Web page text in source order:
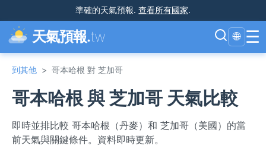
準確的天氣預報. 查看所有國家.
天氣預報.tw 🌐 ☰
到其他 > 哥本哈根 對 芝加哥
哥本哈根 與 芝加哥 天氣比較
即時並排比較 哥本哈根（丹麥）和 芝加哥（美國）的當
前天氣與關鍵條件。資料即時更新。